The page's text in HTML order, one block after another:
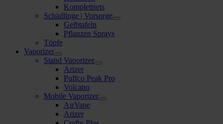
Komplettsets
Schädlinge | Vorsorge
Gelbtafeln
Pflanzen Sprays
Töpfe
Vaporizer
Stand Vaporizer
Arizer
Puffco Peak Pro
Volcano
Mobile Vaporizer
AirVape
Arizer